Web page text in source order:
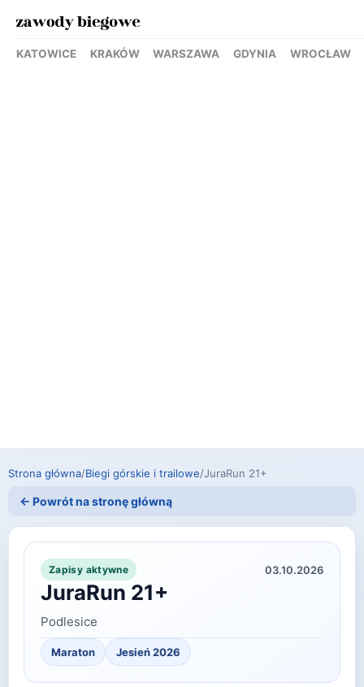
KATOWICE KRAKÓW WARSZAWA GDYNIA WROCŁAW
Strona główna/Biegi górskie i trailowe/JuraRun 21+
← Powrót na stronę główną
Zapisy aktywne 03.10.2026
JuraRun 21+
Podlesice
Maraton Jesień 2026